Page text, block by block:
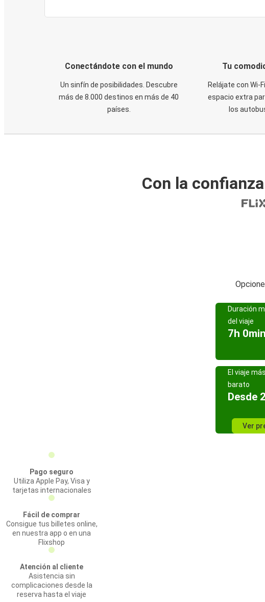
Conectándote con el mundo
Un sinfín de posibilidades. Descubre
más de 8.000 destinos en más de 40
países.
Tu
Relájate con Wi-
espacio extra
los
Con la
Duración
del viaje
7h 0min
El viaje más
barato
Desde
Ver
Pago seguro
Utiliza Apple Pay, Visa y
tarjetas internacionales
Fácil de comprar
Consigue tus billetes online,
en nuestra app o en una
Flixshop
Atención al cliente
Asistencia sin
complicaciones desde la
reserva hasta el viaje